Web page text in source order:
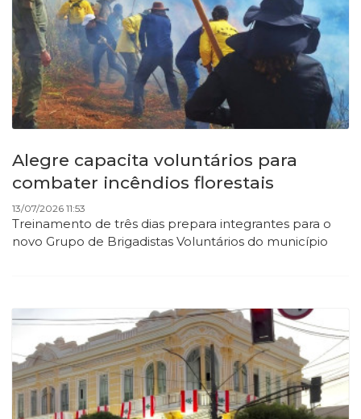
Alegre capacita voluntários para
combater incêndios florestais
13/07/2026 11:53
Treinamento de três dias prepara integrantes para o
novo Grupo de Brigadistas Voluntários do município